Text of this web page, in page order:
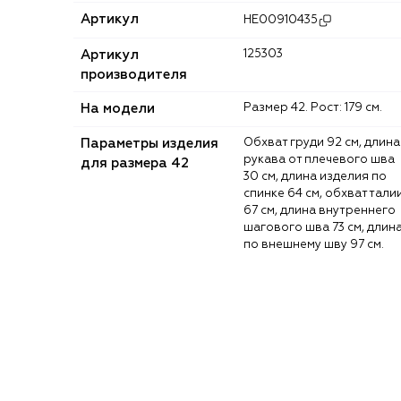
Артикул HE00910435
Артикул
производителя
125303
На модели Размер 42. Рост: 179 см.
Параметры изделия
для размера 42
Обхват груди 92 см, длина
рукава от плечевого шва
30 см, длина изделия по
спинке 64 см, обхват
67 см, длина внутреннего
шагового шва 73 см,
по внешнему шву 97 см.